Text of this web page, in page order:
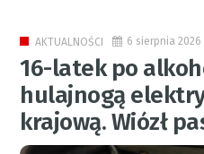
AKTUALNOŚCI 6 sierpnia 2026
16-latek po
hulajnogą
krajową. Wiózł